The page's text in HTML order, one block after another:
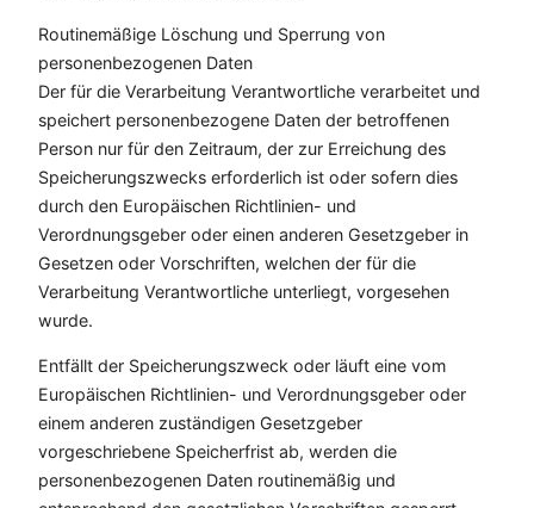
Routinemäßige Löschung und Sperrung von
personenbezogenen Daten
Der für die Verarbeitung Verantwortliche verarbeitet und
speichert personenbezogene Daten der betroffenen
Person nur für den Zeitraum, der zur Erreichung des
Speicherungszwecks erforderlich ist oder sofern dies
durch den Europäischen Richtlinien- und
Verordnungsgeber oder einen anderen Gesetzgeber in
Gesetzen oder Vorschriften, welchen der für die
Verarbeitung Verantwortliche unterliegt, vorgesehen
wurde.
Entfällt der Speicherungszweck oder läuft eine vom
Europäischen Richtlinien- und Verordnungsgeber oder
einem anderen zuständigen Gesetzgeber
vorgeschriebene Speicherfrist ab, werden die
personenbezogenen Daten routinemäßig und